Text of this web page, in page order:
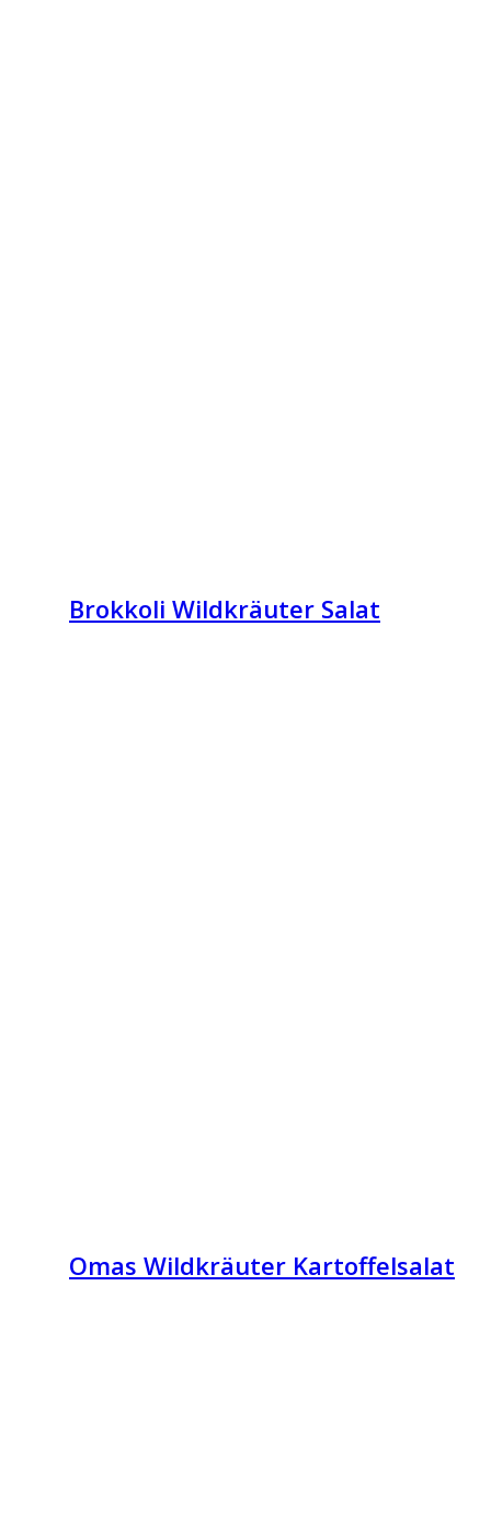
Brokkoli Wildkräuter Salat
Omas Wildkräuter Kartoffelsalat